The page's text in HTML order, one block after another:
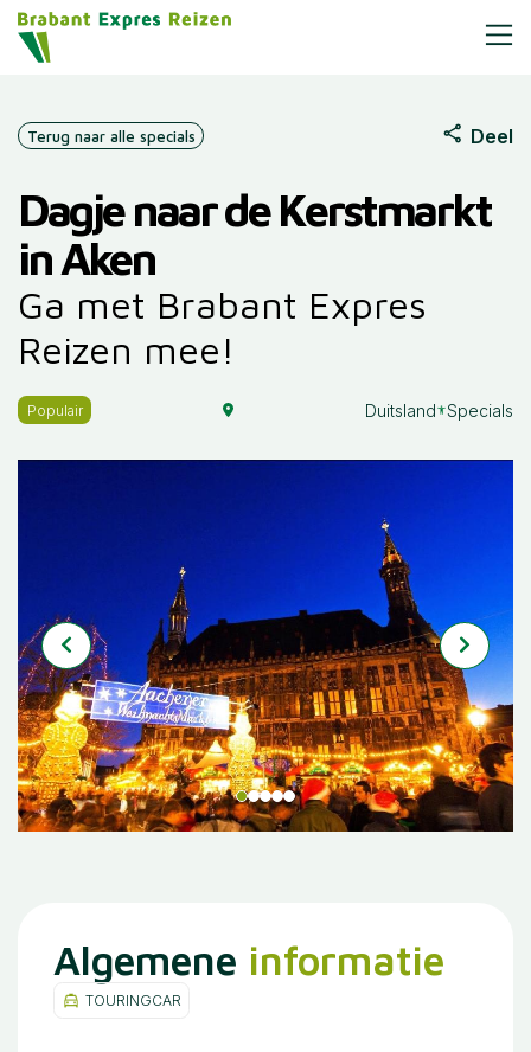
Terug naar alle specials Deel
Dagje naar de Kerstmarkt
in Aken
Ga met Brabant Expres
Reizen mee!
Populair Duitsland Specials
Algemene informatie
TOURINGCAR